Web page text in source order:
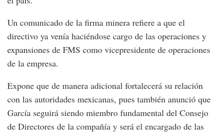
Un comunicado de la firma minera refiere a que el
directivo ya venía haciéndose cargo de las operaciones y
expansiones de FMS como vicepresidente de operaciones
de la empresa.
Expone que de manera adicional fortalecerá su relación
con las autoridades mexicanas, pues también anunció que
García seguirá siendo miembro fundamental del Consejo
de Directores de la compañía y será el encargado de las